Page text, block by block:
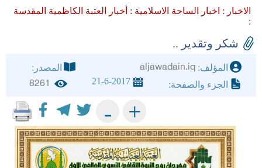
الاخبار : اخبار الساحة الاسلامية : أخبار العتبة الكاظمية المقدسة
:
شكر وتقدير ..
المؤلف: aljawadain.iq
المصدر:
الجزء والصفحة:
21-6-2017
8261
+
-